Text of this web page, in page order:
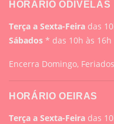
HORÁRIO ODIVELAS
Terça a Sexta-Feira das
Sábados * das 10h às 16h
Encerra Domingo,
HORÁRIO OEIRAS
Terça a Sexta-Feira das